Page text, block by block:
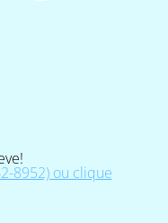
8952) ou clique